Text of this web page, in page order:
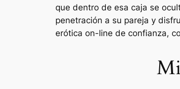
que dentro de esa caja se
penetración a su pareja y
erótica on-line de confianza,